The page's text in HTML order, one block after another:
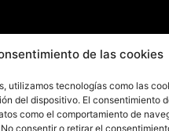
de las cookies
utilizamos tecnologías como las
del dispositivo. El consentimiento
como el comportamiento de
consentir o retirar el